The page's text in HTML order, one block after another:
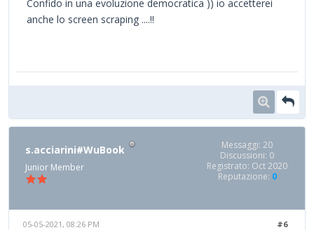
Confido in una evoluzione democratica )) io accetterei
anche lo screen scraping ....!!
s.acciarini#WuBook
Junior Member
Messaggi: 20
Discussioni: 0
Registrato: Oct 2020
Reputazione: 0
#6
05-05-2021, 08:26 PM